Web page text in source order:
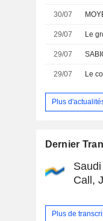
30/07
29/07
29/07
29/07
Plus
Dernier
Call,
Plus de